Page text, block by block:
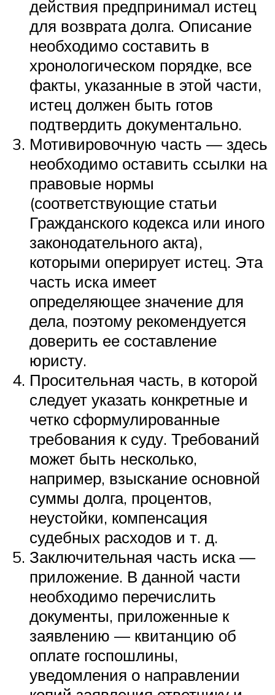
действия предпринимал истец
для возврата долга. Описание
необходимо составить в
хронологическом порядке, все
факты, указанные в этой части,
истец должен быть готов
подтвердить документально.
Мотивировочную часть — здесь
необходимо оставить ссылки на
правовые нормы
(соответствующие статьи
Гражданского кодекса или иного
законодательного акта),
которыми оперирует истец. Эта
часть иска имеет
определяющее значение для
дела, поэтому рекомендуется
доверить ее составление
юристу.
Просительная часть, в которой
следует указать конкретные и
четко сформулированные
требования к суду. Требований
может быть несколько,
например, взыскание основной
суммы долга, процентов,
неустойки, компенсация
судебных расходов и т. д.
Заключительная часть иска —
приложение. В данной части
необходимо перечислить
документы, приложенные к
заявлению — квитанцию об
оплате госпошлины,
уведомления о направлении